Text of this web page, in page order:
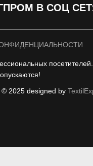
В СОЦ
2025 designed by